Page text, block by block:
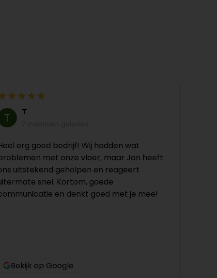
T
erg goed bedrijf! Wij hadden wat
met onze vloer, maar Jan heeft
uitstekend geholpen en reageert
snel. Kortom, goede
en denkt goed met je mee!
Bekijk op Google